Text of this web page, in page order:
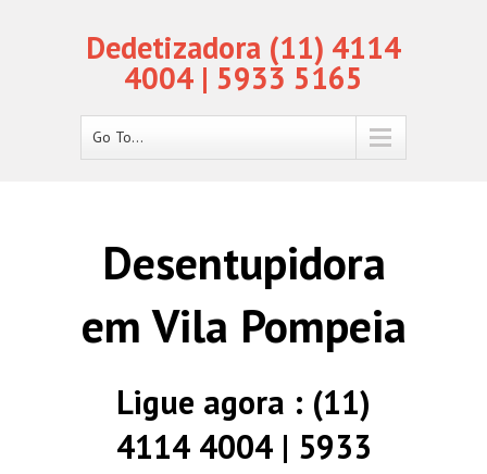
Dedetizadora (11) 4114
4004 | 5933 5165
Go To...
Desentupidora
em Vila Pompeia
Ligue agora : (11)
4114 4004 | 5933